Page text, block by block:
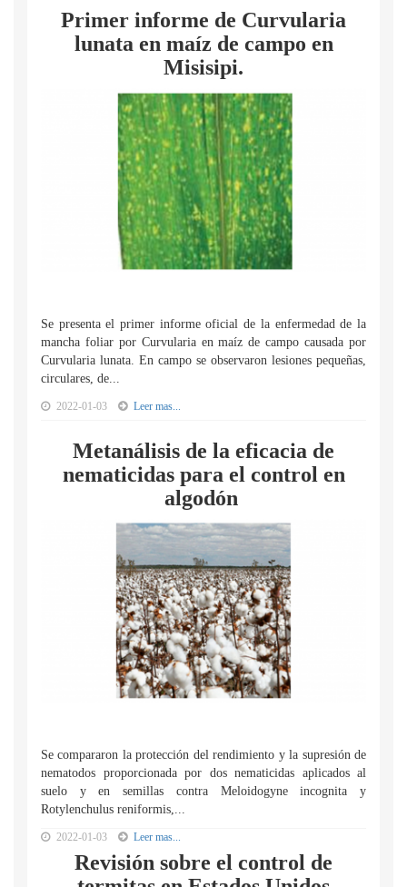
Primer informe de Curvularia
lunata en maíz de campo en
Misisipi.
Se presenta el primer informe oficial de la enfermedad de la
mancha foliar por Curvularia en maíz de campo causada por
Curvularia lunata. En campo se observaron lesiones pequeñas,
circulares, de...
2022-01-03 Leer mas...
Metanálisis de la eficacia de
nematicidas para el control en
algodón
Se compararon la protección del rendimiento y la supresión de
nematodos proporcionada por dos nematicidas aplicados al
suelo y en semillas contra Meloidogyne incognita y
Rotylenchulus reniformis,...
2022-01-03 Leer mas...
Revisión sobre el control de